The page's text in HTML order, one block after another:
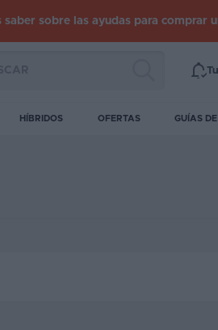
sobre las ayudas para comprar
HÍBRIDOS OFERTAS GUÍAS